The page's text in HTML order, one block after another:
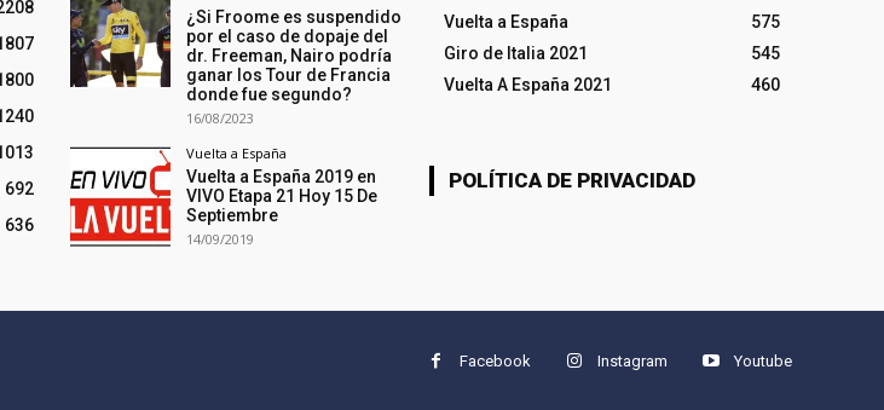
692
636
¿Si Froome es suspendido
por el caso de dopaje del
dr. Freeman, Nairo podría
ganar los Tour de Francia
donde fue segundo?
16/08/2023
Vuelta a España
Vuelta a España 2019 en
VIVO Etapa 21 Hoy 15 De
Septiembre
14/09/2019
Vuelta a España
575
Giro de Italia 2021
545
Vuelta A España 2021
460
POLÍTICA DE PRIVACIDAD
Facebook Instagram Youtube